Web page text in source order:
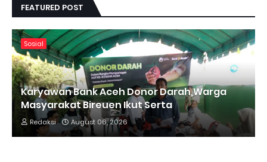
FEATURED POST
Sosial
Karyawan Bank Aceh Donor Darah,Warga
Masyarakat Bireuen Ikut Serta
Redaksi August 06, 2026